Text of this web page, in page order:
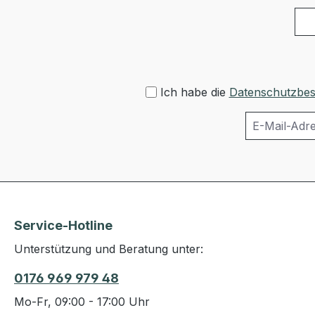
Ich habe die
Service-Hotline
Unterstützung und Beratung unter:
0176 969 979 48
Mo-Fr, 09:00 - 17:00 Uhr